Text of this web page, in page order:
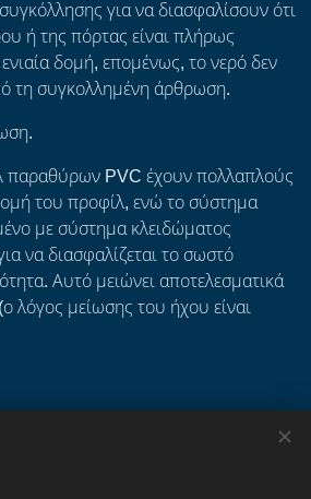
για να διασφαλίσουν ότι
ή της πόρτας είναι πλήρως
δομή, επομένως, το νερό δεν
τη συγκολλημένη άρθρωση.
παραθύρων PVC έχουν πολλαπλούς
του προφίλ, ενώ το σύστημα
με σύστημα κλειδώματος
να διασφαλίζεται το σωστό
Αυτό μειώνει αποτελεσματικά
λόγος μείωσης του ήχου είναι